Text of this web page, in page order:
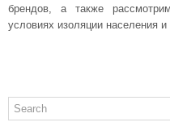
брендов, а также
условиях изоляции населения